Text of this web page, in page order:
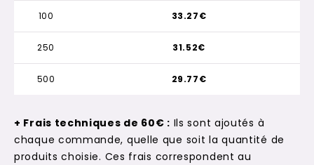
100
250
500
33.27€
31.52€
29.77€
+ Frais techniques de 60€ : Ils sont ajoutés à
chaque commande, quelle que soit la quantité de
produits choisie. Ces frais correspondent au